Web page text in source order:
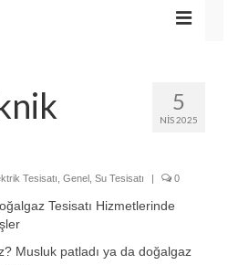
5
NIS 2025
Tesisatı Genel Su Tesisatı | 0
Tesisatı Hizmetlerinde
Musluk patladı ya da doğalgaz